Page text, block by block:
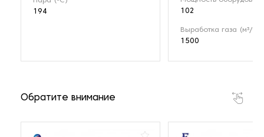
194
102
Выработка газа (м³/ч)
1500
Обратите внимание